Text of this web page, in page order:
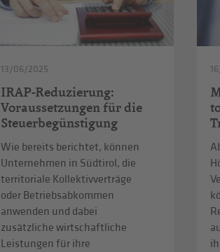
13/06/2025
IRAP-Reduzierung:
Voraussetzungen für die
Steuerbegünstigung
Wie bereits berichtet, können
Unternehmen in Südtirol, die
territoriale Kollektivverträge
oder Betriebsabkommen
anwenden und dabei
zusätzliche wirtschaftliche
Leistungen für ihre